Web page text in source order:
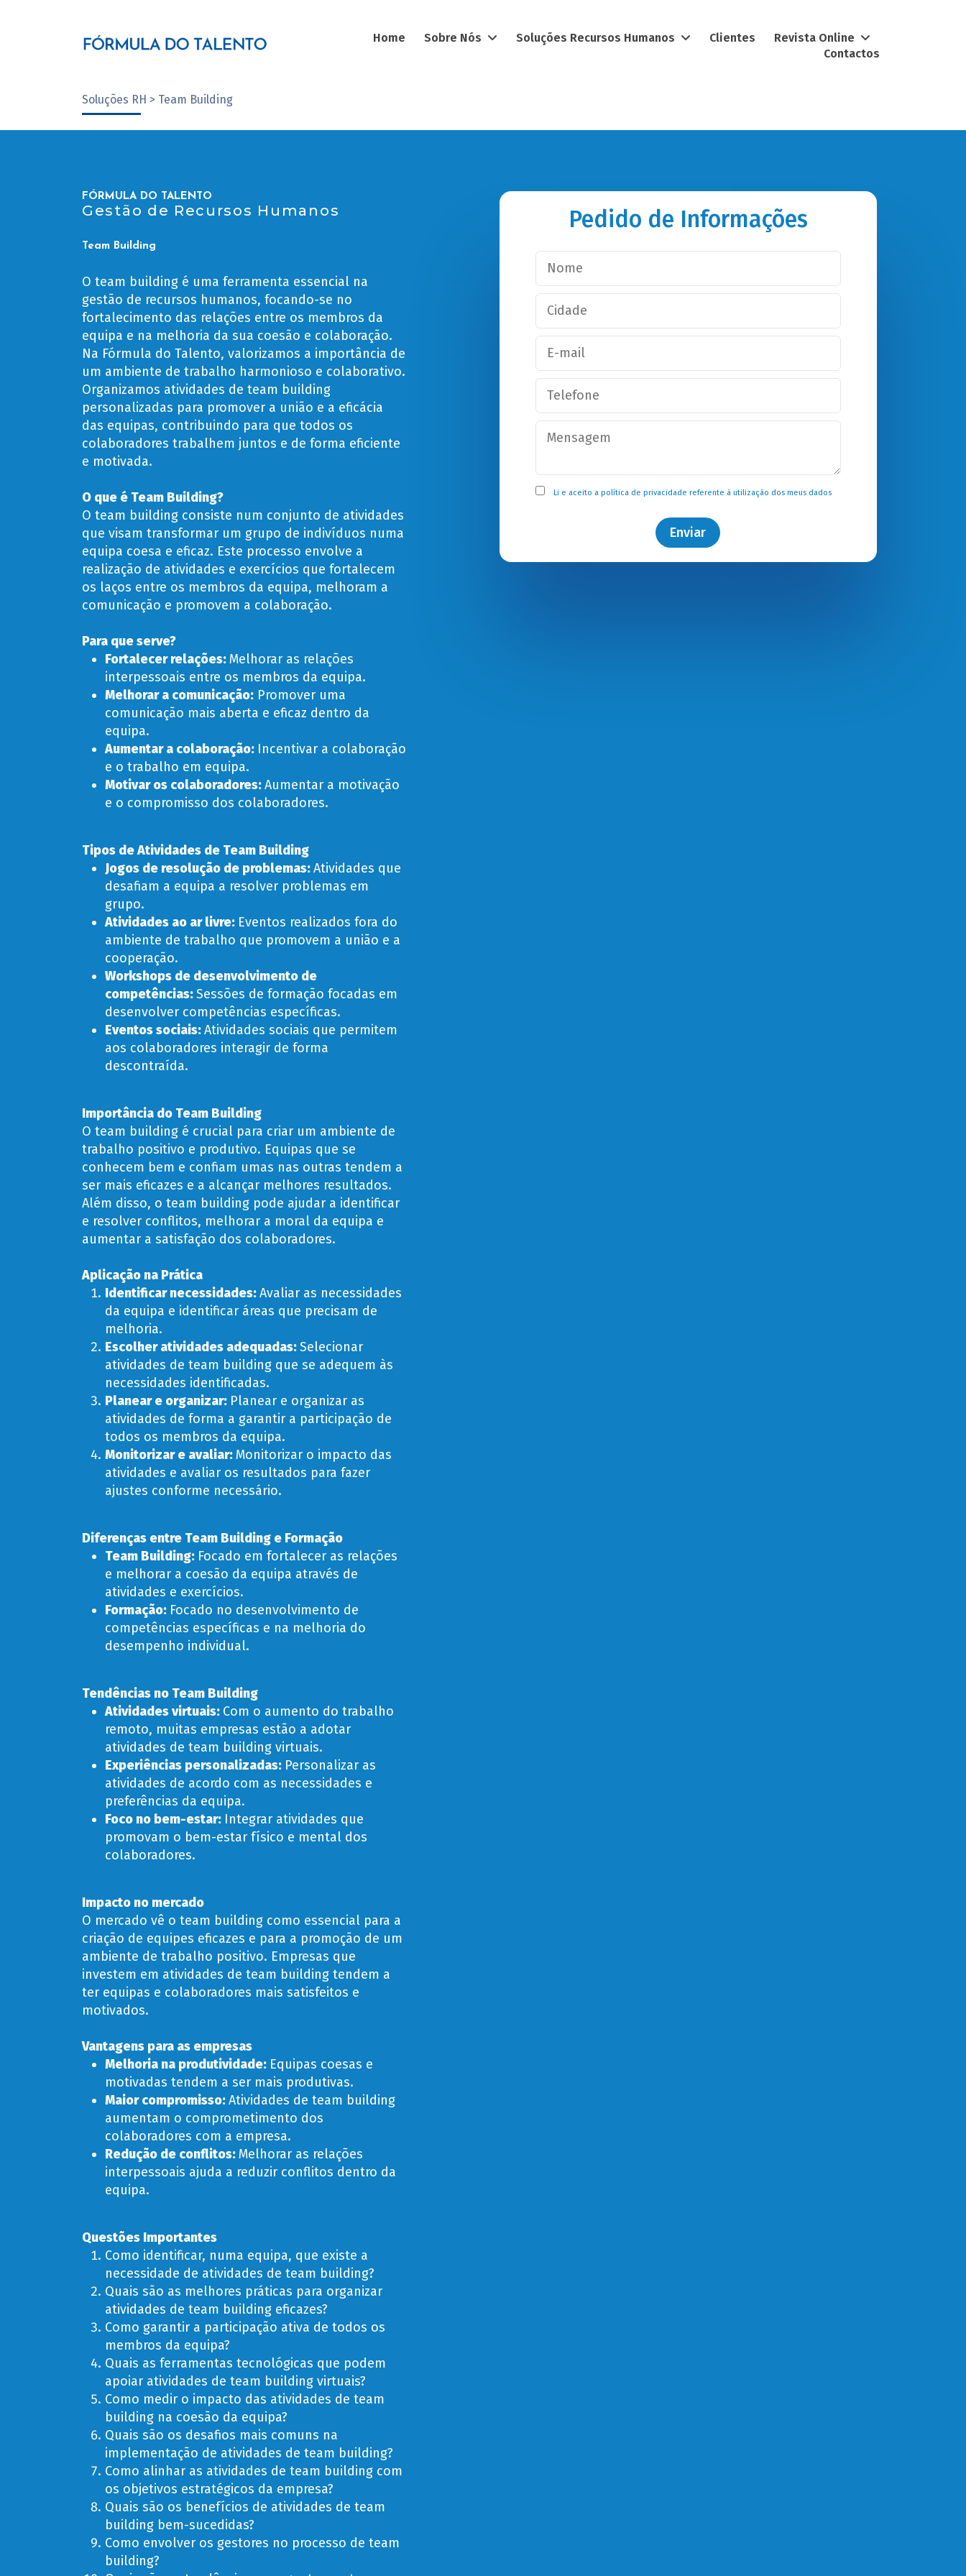
Home Sobre Nós Soluções Recursos Humanos Clientes
Revista Online
Contactos
Soluções RH > Team Building
FÓRMULA DO TALENTO
Gestão de Recursos Humanos
Team Building
O team building é uma ferramenta essencial na
gestão de recursos humanos, focando-se no
fortalecimento das relações entre os membros da
equipa e na melhoria da sua coesão e colaboração.
Na Fórmula do Talento, valorizamos a importância de
um ambiente de trabalho harmonioso e colaborativo.
Organizamos atividades de team building
personalizadas para promover a união e a eficácia
das equipas, contribuindo para que todos os
colaboradores trabalhem juntos e de forma eficiente
e motivada.
O que é Team Building?
O team building consiste num conjunto de atividades
que visam transformar um grupo de indivíduos numa
equipa coesa e eficaz. Este processo envolve a
realização de atividades e exercícios que fortalecem
os laços entre os membros da equipa, melhoram a
comunicação e promovem a colaboração.
Para que serve?
Fortalecer relações:Melhorar as relações
interpessoais entre os membros da equipa.
Melhorar a comunicação: Promover uma
comunicação mais aberta e eficaz dentro da
equipa.
Aumentar a colaboração: Incentivar a colaboração
e o trabalho em equipa.
Motivar os colaboradores:Aumentar a motivação
e o compromisso dos colaboradores.
Tipos de Atividades de Team Building
Jogos de resolução de problemas:Atividades que
desafiam a equipa a resolver problemas em
grupo.
Atividades ao ar livre: Eventos realizados fora do
ambiente de trabalho que promovem a união e a
cooperação.
Workshops de desenvolvimento de
competências:Sessões de formação focadas em
desenvolver competências específicas.
Eventos sociais:Atividades sociais que permitem
aos colaboradores interagir de forma
descontraída.
Importância do Team Building
O team building é crucial para criar um ambiente de
trabalho positivo e produtivo. Equipas que se
conhecem bem e confiam umas nas outras tendem a
ser mais eficazes e a alcançar melhores resultados.
Além disso, o team building pode ajudar a identificar
e resolver conflitos, melhorar a moral da equipa e
aumentar a satisfação dos colaboradores.
Aplicação na Prática
Identificar necessidades:Avaliar as necessidades
da equipa e identificar áreas que precisam de
melhoria.
Escolher atividades adequadas:Selecionar
atividades de team building que se adequem às
necessidades identificadas.
Planear e organizar: Planear e organizar as
atividades de forma a garantir a participação de
todos os membros da equipa.
Monitorizar e avaliar:Monitorizar o impacto das
atividades e avaliar os resultados para fazer
ajustes conforme necessário.
Diferenças entre Team Building e Formação
Team Building: Focado em fortalecer as relações
e melhorar a coesão da equipa através de
atividades e exercícios.
Formação: Focado no desenvolvimento de
competências específicas e na melhoria do
desempenho individual.
Tendências no Team Building
Atividades virtuais: Com o aumento do trabalho
remoto, muitas empresas estão a adotar
atividades de team building virtuais.
Experiências personalizadas: Personalizar as
atividades de acordo com as necessidades e
preferências da equipa.
Foco no bem-estar: Integrar atividades que
promovam o bem-estar físico e mental dos
colaboradores.
Impacto no mercado
O mercado vê o team building como essencial para a
criação de equipes eficazes e para a promoção de um
ambiente de trabalho positivo. Empresas que
investem em atividades de team building tendem a
ter equipas e colaboradores mais satisfeitos e
motivados.
Vantagens para as empresas
Melhoria na produtividade: Equipas coesas e
motivadas tendem a ser mais produtivas.
Maior compromisso:Atividades de team building
aumentam o comprometimento dos
colaboradores com a empresa.
Redução de conflitos:Melhorar as relações
interpessoais ajuda a reduzir conflitos dentro da
equipa.
Questões Importantes
Como identificar, numa equipa, que existe a
necessidade de atividades de team building?
Quais são as melhores práticas para organizar
atividades de team building eficazes?
Como garantir a participação ativa de todos os
membros da equipa?
Quais as ferramentas tecnológicas que podem
apoiar atividades de team building virtuais?
Como medir o impacto das atividades de team
building na coesão da equipa?
Quais são os desafios mais comuns na
implementação de atividades de team building?
Como alinhar as atividades de team building com
os objetivos estratégicos da empresa?
Quais são os benefícios de atividades de team
building bem-sucedidas?
Como envolver os gestores no processo de team
building?
Pedido de Informações
Li e aceito a política de privacidade referente à utilização dos meus dados
Enviar